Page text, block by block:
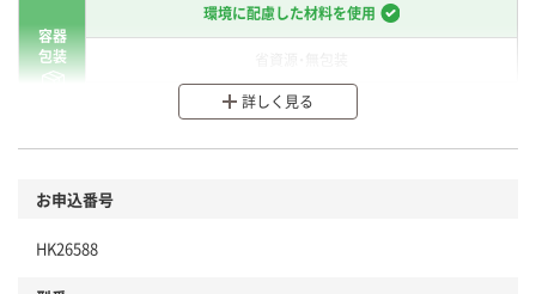
容器
包装
環境に配慮した材料を使用
分別・リサイクルしやすい設計
商品
本体
詳しく見る
お申込番号
HK26588